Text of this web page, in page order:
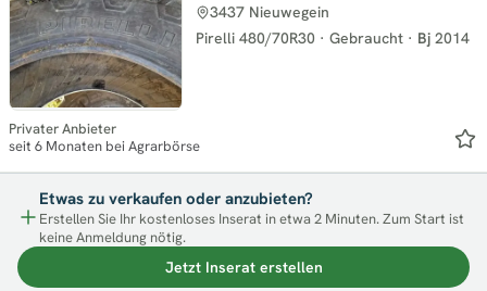
Pirelli 480/70R30 · Gebraucht · Bj 2014
3437 Nieuwegein
Privater Anbieter
seit 6 Monaten bei Agrarbörse
Etwas zu verkaufen oder anzubieten?
Erstellen Sie Ihr kostenloses Inserat in etwa 2 Minuten. Zum Start ist
keine Anmeldung nötig.
Jetzt Inserat erstellen